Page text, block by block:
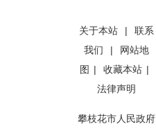
关于本站 |
联系
我们
|
网站地
图 | 收藏本站 |
法律声明
攀枝花市人民政府